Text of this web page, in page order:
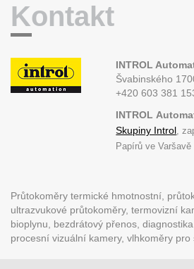
Kontakt
INTROL
Švabinského
+420 603 381
INTROL
Skupiny Introl ,
Papírů ve Varšavě
Průtokoměry termické hmotnostní,
ultrazvukové průtokoměry, termovizní
bioplynu, bezdrátový přenos,
procesní vizuální kamery, vlhkoměry pro